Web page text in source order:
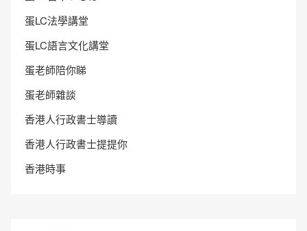
蛋LC法學講堂
蛋LC語言文化講堂
蛋老師陪你睇
蛋老師雜談
香港人行政書士導讀
香港人行政書士提提你
香港時事